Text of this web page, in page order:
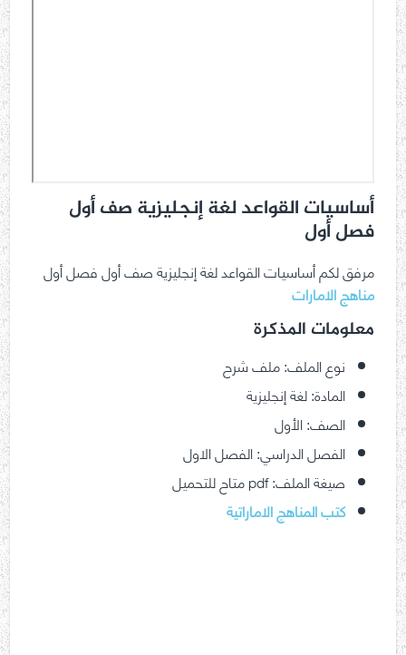
أساسيات القواعد لغة إنجليزية صف أول
فصل أول
مرفق لكم أساسيات القواعد لغة إنجليزية صف أول فصل أول
مناهج الامارات
معلومات المذكرة
نوع الملف: ملف شرح
المادة: لغة إنجليزية
الصف: الأول
الفصل الدراسي: الفصل الاول
صيغة الملف: pdf متاح للتحميل
كتب المناهج الاماراتية